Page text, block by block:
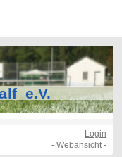
e.V.
Login
-Webansicht -